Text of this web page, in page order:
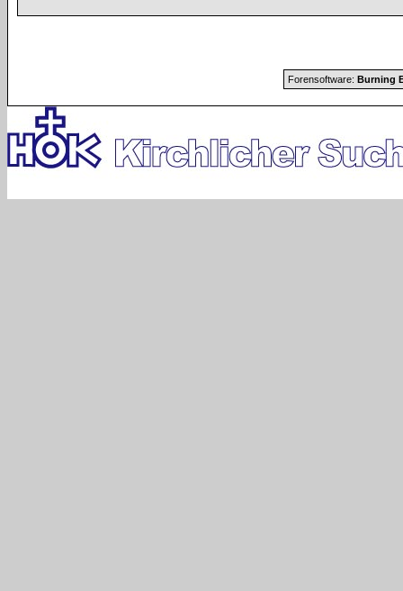
Forensoftware: Burning